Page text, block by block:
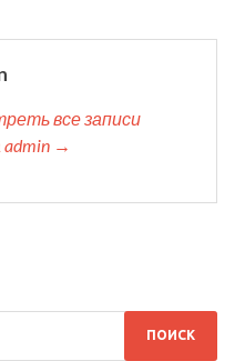
все записи
→